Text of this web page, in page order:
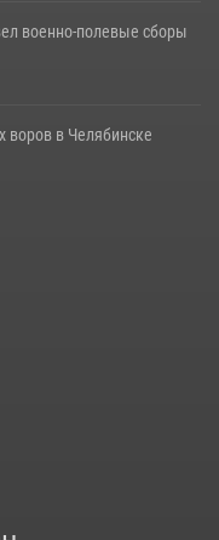
военно-полевые сборы
воров в Челябинске